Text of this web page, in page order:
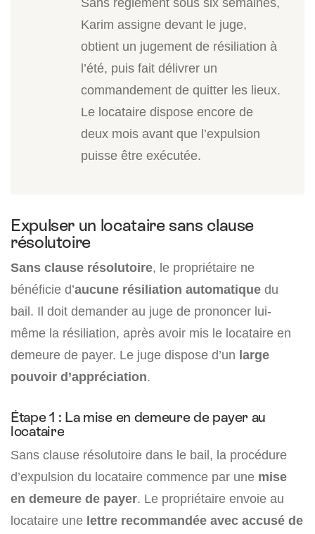
Karim assigne devant le juge,
obtient un jugement de résiliation à
l’été, puis fait délivrer un
commandement de quitter les lieux.
Le locataire dispose encore de
deux mois avant que l’expulsion
puisse être exécutée.
Expulser un locataire sans clause
résolutoire
Sans clause résolutoire, le propriétaire ne
bénéficie d’aucune résiliation automatique du
bail. Il doit demander au juge de prononcer lui-
même la résiliation, après avoir mis le locataire en
demeure de payer. Le juge dispose d’un large
pouvoir d’appréciation.
Étape 1 : La mise en demeure de payer au
locataire
Sans clause résolutoire dans le bail, la procédure
d’expulsion du locataire commence par une mise
en demeure de payer. Le propriétaire envoie au
locataire une lettre recommandée avec accusé de